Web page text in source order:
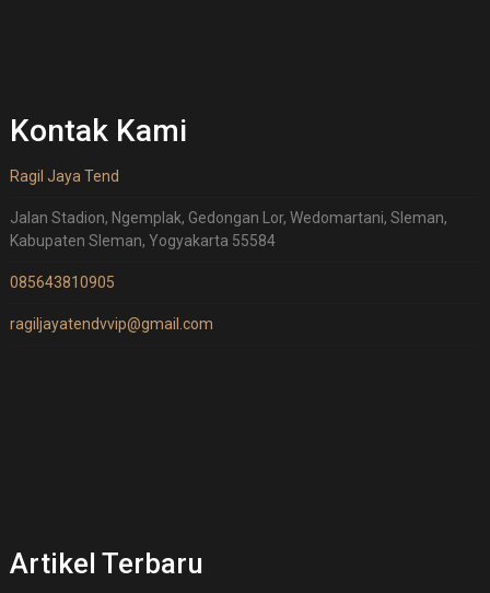
Kontak Kami
Ragil Jaya Tend
Jalan Stadion, Ngemplak, Gedongan Lor, Wedomartani, Sleman,
Kabupaten Sleman, Yogyakarta 55584
085643810905
ragiljayatendvvip@gmail.com
Artikel Terbaru